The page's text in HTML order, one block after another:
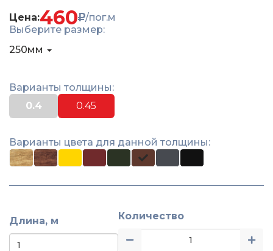
Цена:460
/пог.м
Выберите размер:
250мм
Варианты толщины:
0.4
0.45
Варианты цвета для данной толщины:
Длина, м Количество